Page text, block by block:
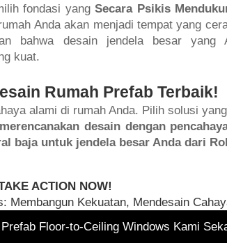
fondasi yang Secara Psikis
Anda akan menjadi tempat yang
bahwa desain jendela besar yang
kuat.
Rumah Prefab Terbaik!
alami di rumah Anda. Pilih solusi
desain dengan
baja untuk jendela besar Anda dari
ACTION NOW!
Membangun Kekuatan, Mendesain
Floor-to-Ceiling Windows Kami